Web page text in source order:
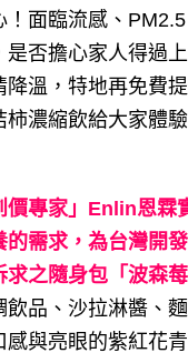
！面臨流感、
是否擔心家人得過
降溫，特地再免費
柿濃縮飲給大家體
專家」Enlin恩霖
的需求，為台灣開
之隨身包「波森莓
飲品、沙拉淋醬、
感與亮眼的紫紅花